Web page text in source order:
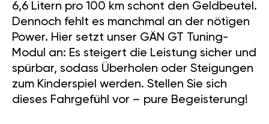
6,6 Litern pro 100 km schont den Geldbeutel.
Dennoch fehlt es manchmal an der nötigen
Power. Hier setzt unser GÄN GT Tuning-
Modul an: Es steigert die Leistung sicher und
spürbar, sodass Überholen oder Steigungen
zum Kinderspiel werden. Stellen Sie sich
dieses Fahrgefühl vor – pure Begeisterung!